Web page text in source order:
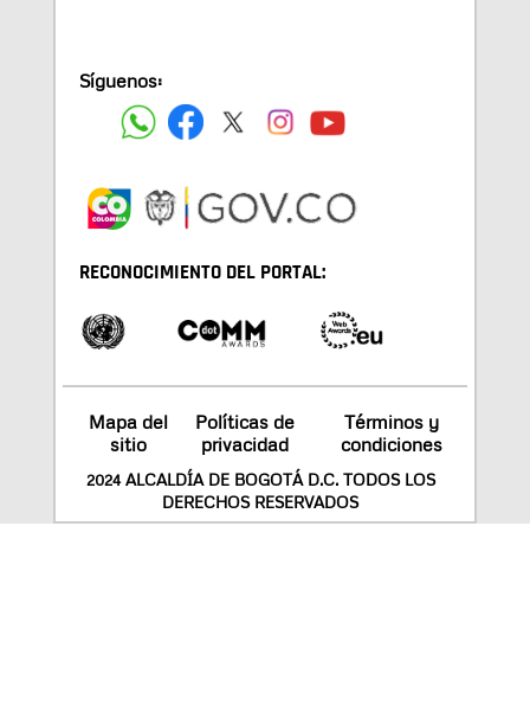
Síguenos:
RECONOCIMIENTO DEL PORTAL:
Mapa del
sitio
Políticas de
privacidad
Términos y
condiciones
2024 ALCALDÍA DE BOGOTÁ D.C. TODOS LOS
DERECHOS RESERVADOS